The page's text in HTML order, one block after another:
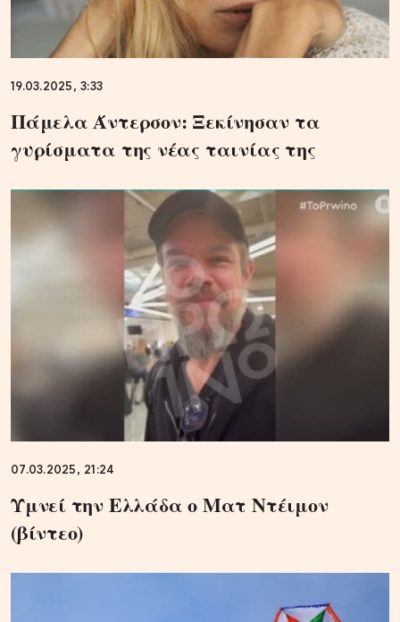
19.03.2025, 3:33
Πάμελα Άντερσον: Ξεκίνησαν τα
γυρίσματα της νέας ταινίας της
07.03.2025, 21:24
Υμνεί την Ελλάδα ο Ματ Ντέιμον
(βίντεο)